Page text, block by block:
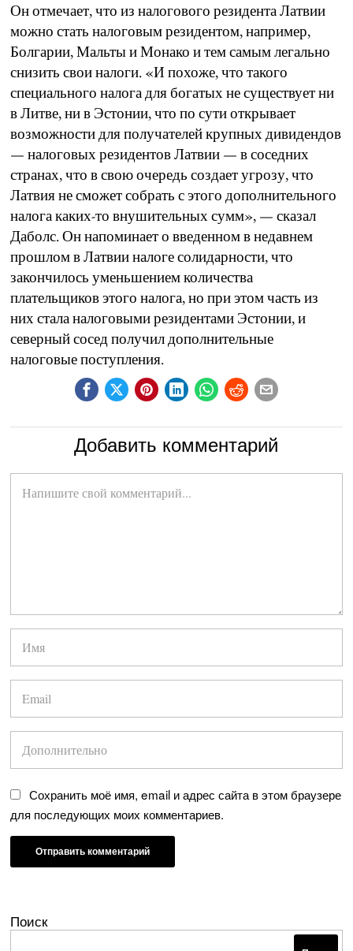
Он отмечает, что из налогового резидента Латвии
можно стать налоговым резидентом, например,
Болгарии, Мальты и Монако и тем самым легально
снизить свои налоги. «И похоже, что такого
специального налога для богатых не существует ни
в Литве, ни в Эстонии, что по сути открывает
возможности для получателей крупных дивидендов
— налоговых резидентов Латвии — в соседних
странах, что в свою очередь создает угрозу, что
Латвия не сможет собрать с этого дополнительного
налога каких-то внушительных сумм», — сказал
Даболс. Он напоминает о введенном в недавнем
прошлом в Латвии налоге солидарности, что
закончилось уменьшением количества
плательщиков этого налога, но при этом часть из
них стала налоговыми резидентами Эстонии, и
северный сосед получил дополнительные
налоговые поступления.
Добавить комментарий
Сохранить моё имя, email и адрес сайта в этом браузере
для последующих моих комментариев.
Поиск